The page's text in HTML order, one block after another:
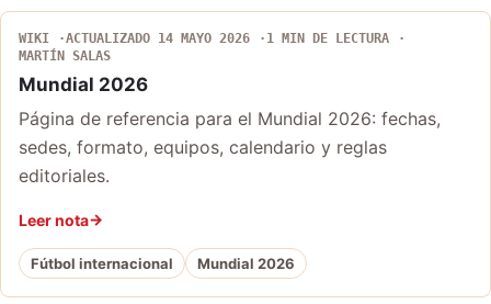
WIKI ACTUALIZADO 14 MAYO 2026
1 MIN DE LECTURA
MARTÍN SALAS
Mundial 2026
Página de referencia para el Mundial 2026: fechas,
sedes, formato, equipos, calendario y reglas
editoriales.
Leer nota
Fútbol internacional Mundial 2026